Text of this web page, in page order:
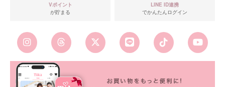
Vポイント
が貯まる
LINE ID連携
でかんたんログイン